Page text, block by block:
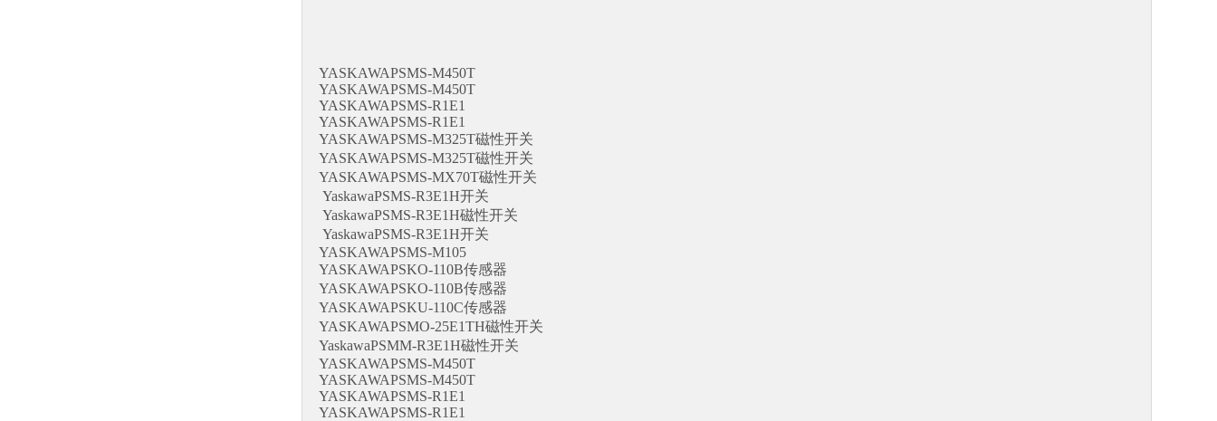
YASKAWAPSMS-M450T
YASKAWAPSMS-M450T
YASKAWAPSMS-R1E1
YASKAWAPSMS-R1E1
YASKAWAPSMS-M325T磁性开关
YASKAWAPSMS-M325T磁性开关
YASKAWAPSMS-MX70T磁性开关
YaskawaPSMS-R3E1H开关
YaskawaPSMS-R3E1H磁性开关
YaskawaPSMS-R3E1H开关
YASKAWAPSMS-M105
YASKAWAPSKO-110B传感器
YASKAWAPSKO-110B传感器
YASKAWAPSKU-110C传感器
YASKAWAPSMO-25E1TH磁性开关
YaskawaPSMM-R3E1H磁性开关
YASKAWAPSMS-M450T
YASKAWAPSMS-M450T
YASKAWAPSMS-R1E1
YASKAWAPSMS-R1E1